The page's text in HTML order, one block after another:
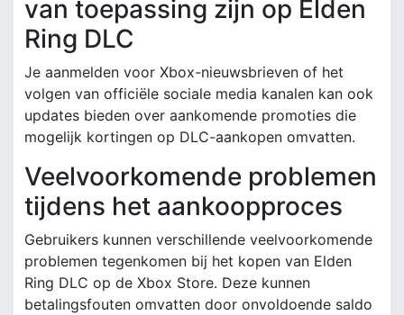
van toepassing zijn op Elden
Ring DLC
Je aanmelden voor Xbox-nieuwsbrieven of het
volgen van officiële sociale media kanalen kan ook
updates bieden over aankomende promoties die
mogelijk kortingen op DLC-aankopen omvatten.
Veelvoorkomende problemen
tijdens het aankoopproces
Gebruikers kunnen verschillende veelvoorkomende
problemen tegenkomen bij het kopen van Elden
Ring DLC op de Xbox Store. Deze kunnen
betalingsfouten omvatten door onvoldoende saldo